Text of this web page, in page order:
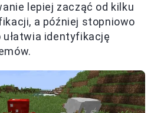
lepiej zacząć od kilku
a później stopniowo
ułatwia identyfikację